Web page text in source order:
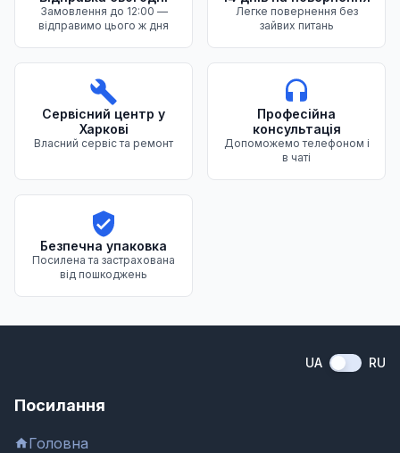
Замовлення до 12:00 —
відправимо цього ж дня
Легке повернення без
зайвих питань
Сервісний центр у
Харкові
Власний сервіс та ремонт
Професійна
консультація
Допоможемо телефоном і
в чаті
Безпечна упаковка
Посилена та застрахована
від пошкоджень
UA RU
Посилання
Головна